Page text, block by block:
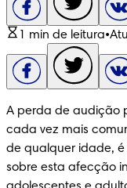
1 min de leitura•
A perda de audição
cada vez mais
de qualquer idade, é
sobre esta afecção